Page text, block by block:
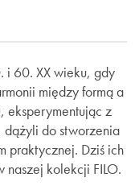
i 60. XX wieku, gdy
między formą a
eksperymentując z
dążyli do stworzenia
praktycznej. Dziś ich
kolekcji FILO.